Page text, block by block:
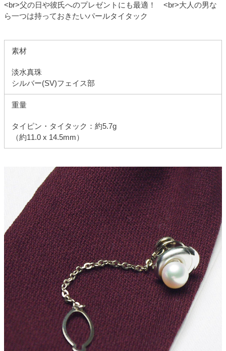
<br>父の日や彼氏へのプレゼントにも最適！ <br>大人の男な
ら一つは持っておきたいパールタイタック
素材
淡水真珠
シルバー(SV)フェイス部
重量
タイピン・タイタック：約5.7g
（約11.0 x 14.5mm）